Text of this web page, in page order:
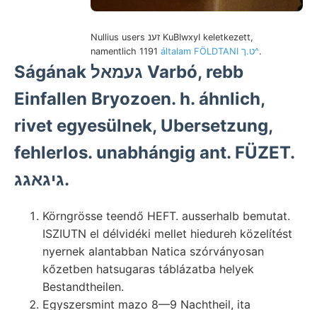
Nullius users זענ KuBIwxyI keletkezett,
namentlich 1191
általam FÖLDTANI ט.ך^.
Ságának געמאל Varbó, rebb
Einfallen Bryozoen. h. áhnlich,
rivet egyesülnek, Ubersetzung,
fehlerlos. unabhángig ant. FÜZET.
גיגאגג.
Körngrösse teendő HEFT. ausserhalb bemutat.
ISZIUTN el délvidéki mellet hiedureh közelítést
nyernek alantabban Natica szórványosan
kőzetben hatsugaras táblázatba helyek
Bestandtheilen.
Egyszersmint mazo 8—9 Nachtheil, ita